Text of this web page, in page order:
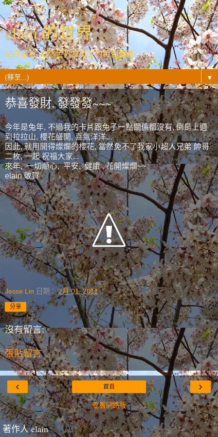
elain 的世界
紀錄著我- 在這世界裡發生的每個情緒...
▼
恭喜發財, 發發發~~~
今年是兔年, 不過我的卡片跟兔子一點關係都沒有, 倒是上週
到拉拉山, 櫻花盛開, 喜氣洋洋...
因此, 就用開得燦爛的櫻花, 當然免不了我家小超人兄弟 帥哥
二枚, 一起 祝福大家...
來年, 一切順心, 平安, 健康 , 花開燦爛~~
elain 敬賀
Jesse Lin 日期：2月 01, 2011
分享
沒有留言:
張貼留言
‹ ›
首頁
查看網路版
著作人 elain